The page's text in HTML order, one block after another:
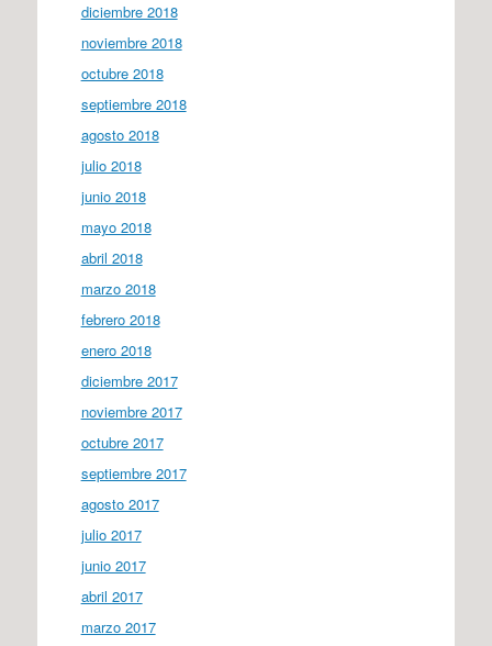
diciembre 2018
noviembre 2018
octubre 2018
septiembre 2018
agosto 2018
julio 2018
junio 2018
mayo 2018
abril 2018
marzo 2018
febrero 2018
enero 2018
diciembre 2017
noviembre 2017
octubre 2017
septiembre 2017
agosto 2017
julio 2017
junio 2017
abril 2017
marzo 2017